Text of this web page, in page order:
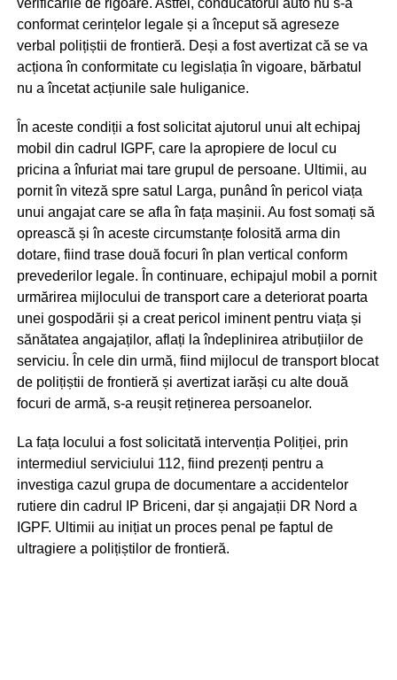
verificările de rigoare. Astfel, conducătorul auto nu s-a
conformat cerințelor legale și a început să agreseze
verbal polițiștii de frontieră. Deși a fost avertizat că se va
acționa în conformitate cu legislația în vigoare, bărbatul
nu a încetat acțiunile sale huliganice.
În aceste condiții a fost solicitat ajutorul unui alt echipaj
mobil din cadrul IGPF, care la apropiere de locul cu
pricina a înfuriat mai tare grupul de persoane. Ultimii, au
pornit în viteză spre satul Larga, punând în pericol viața
unui angajat care se afla în fața mașinii. Au fost somați să
oprească și în aceste circumstanțe folosită arma din
dotare, fiind trase două focuri în plan vertical conform
prevederilor legale. În continuare, echipajul mobil a pornit
urmărirea mijlocului de transport care a deteriorat poarta
unei gospodării și a creat pericol iminent pentru viața și
sănătatea angajaților, aflați la îndeplinirea atribuțiilor de
serviciu. În cele din urmă, fiind mijlocul de transport blocat
de polițiștii de frontieră și avertizat iarăși cu alte două
focuri de armă, s-a reușit reținerea persoanelor.
La fața locului a fost solicitată intervenția Poliției, prin
intermediul serviciului 112, fiind prezenți pentru a
investiga cazul grupa de documentare a accidentelor
rutiere din cadrul IP Briceni, dar și angajații DR Nord a
IGPF. Ultimii au inițiat un proces penal pe faptul de
ultragiere a polițiștilor de frontieră.